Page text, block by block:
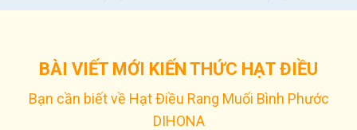
BÀI VIẾT MỚI KIẾN THỨC HẠT ĐIỀU
Bạn cần biết về Hạt Điều Rang Muối Bình Phước
DIHONA